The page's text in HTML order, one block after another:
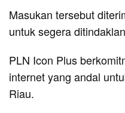
Masukan tersebut
untuk segera
PLN Icon Plus
internet yang andal
Riau.